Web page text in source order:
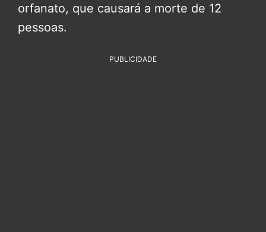
orfanato, que causará a morte de 12
pessoas.
PUBLICIDADE